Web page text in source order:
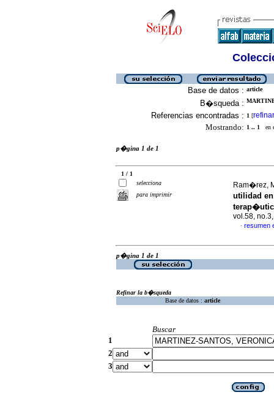
Base de datos : article
B�squeda :
Referencias encontradas : 1 [refinar
Mostrando: 1 .. 1 en
p�gina 1 de 1
1 / 1
selecciona
para imprimir
Ram�rez,
utilidad
vol.58,
· resumen
p�gina 1 de 1
Refinar la b�squeda
Base de datos : article
Buscar
1
2
3